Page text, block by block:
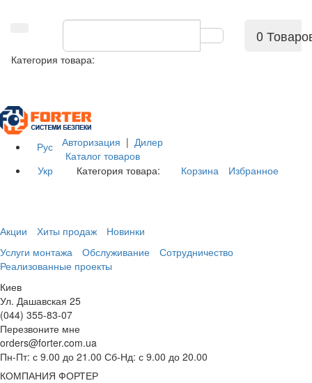
0
Категория товара:
Рус
Укр
Авторизация | Дилер
Каталог товаров
Категория товара:
Корзина Избранное
Акции Хиты продаж
Новинки
Услуги монтажа
Обслуживание
Сотрудничество
Реализованные проекты
Киев
Ул. Дашавская 25
(044) 355-83-07
Перезвоните мне
orders@forter.com.ua
Пн-Пт: с 9.00 до 21.00 Сб-Нд: с 9.00 до 20.00
КОМПАНИЯ ФОРТЕР